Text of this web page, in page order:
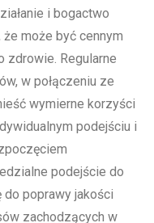
i bogactwo
może być cennym
zdrowie. Regularne
w połączeniu ze
wymierne korzyści
podejściu i
podejście do
poprawy jakości
zachodzących w